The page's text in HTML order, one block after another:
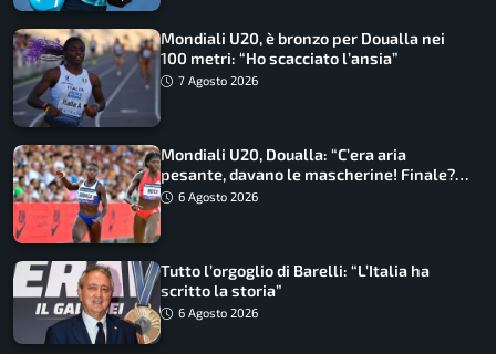
Mondiali U20, è bronzo per Doualla nei
100 metri: “Ho scacciato l’ansia”
7 Agosto 2026
Mondiali U20, Doualla: “C’era aria
pesante, davano le mascherine! Finale?
Non ho nulla da perdere”
6 Agosto 2026
Tutto l’orgoglio di Barelli: “L’Italia ha
scritto la storia”
6 Agosto 2026